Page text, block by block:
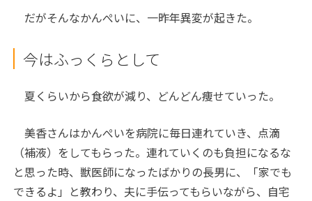
だがそんなかんぺいに、一昨年異変が起きた。
今はふっくらとして
夏くらいから食欲が減り、どんどん痩せていった。
美香さんはかんぺいを病院に毎日連れていき、点滴
（補液）をしてもらった。連れていくのも負担になるな
と思った時、獣医師になったばかりの長男に、「家でも
できるよ」と教わり、夫に手伝ってもらいながら、自宅